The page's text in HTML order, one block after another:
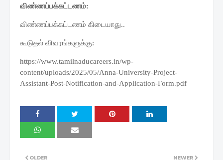
விண்ணப்பக்கட்டணம்:
விண்ணப்பக்கட்டணம் கிடையாது..
கூடுதல் விவரங்களுக்கு:
https://www.tamilnaducareers.in/wp-
content/uploads/2025/05/Anna-University-Project-
Assistant-Post-Notification-and-Application-Form.pdf
NEWER
OLDER